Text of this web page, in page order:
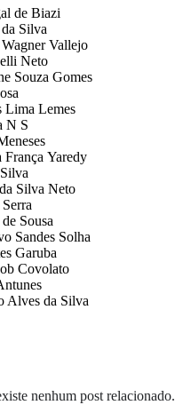
de Biazi
Silva
Vallejo
Neto
Souza Gomes
Lima Lemes
N S
França Yaredy
Silva Neto
Sousa
Sandes Solha
Garuba
Covolato
Alves da Silva
nenhum post relacionado.